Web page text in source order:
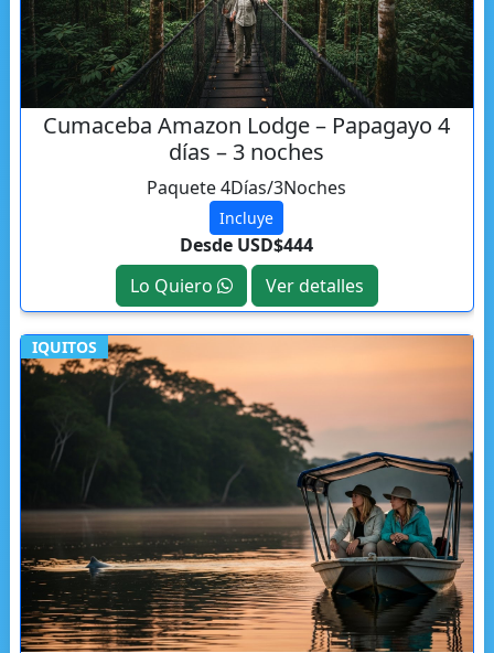
Cumaceba Amazon Lodge – Papagayo 4
días – 3 noches
Paquete 4Días/3Noches
Incluye
Desde USD$444
Lo Quiero
Ver detalles
IQUITOS